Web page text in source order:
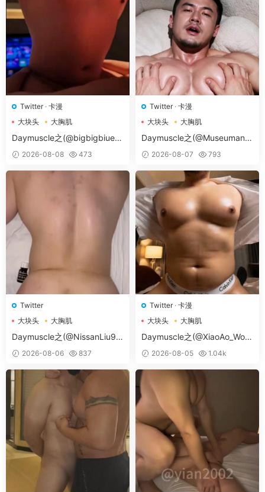
Twitter· 卡漫
大块头
大胸肌
大胸肌肉男
Daymuscle之(@bigbigbiue-
@BBb）
2026-08-08 473
Twitter· 卡漫
大块头
大胸肌
大胸肌肉男
Daymuscle之(@Museumans-
@Museuman）
2026-08-07 793
Twitter
大块头
大胸肌
大胸肌肉男
Daymuscle之(@NissanLiu98
-@Nissan98）
2026-08-06 837
Twitter· 卡漫
大块头
大胸肌
大胸肌肉男
Daymuscle之(@XiaoAo_Worl
d-@XiaoAo.art）
2026-08-05 1.04k